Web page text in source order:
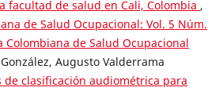
facultad de salud en Cali, Colombia ,
de Salud Ocupacional: Vol. 5 Núm.
Colombiana de Salud Ocupacional
Augusto Valderrama
de clasificación audiométrica para